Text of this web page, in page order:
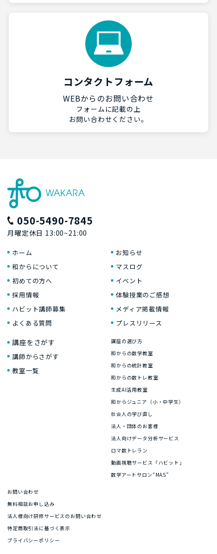
コンタクトフォーム
WEBからのお問い合わせ
フォームに記載の上
お問い合わせください。
050-5490-7845
月曜定休日 13:00~21:00
ホーム
和からについて
初めての方へ
採用情報
ハビット講師募集
よくある質問
お知らせ
マスログ
イベント
体験授業のご感想
メディア掲載情報
プレスリリース
講座をさがす
講師からさがす
教室一覧
講座の選び方
和からの数学教室
和からの統計教室
和からの数トレ教室
生成AI活用教室
和からジュニア（小・中学生）
社会人の学び直し
法人・団体のお客様
法人向けデータ分析サービス
ロマ数トレラン
動画視聴サービス「ハビット」
数学アートサロン“MAS”
お問い合わせ
無料相談お申し込み
法人様向け研修サービスのお問い合わせ
特定商取引法に基づく表示
プライバシーポリシー